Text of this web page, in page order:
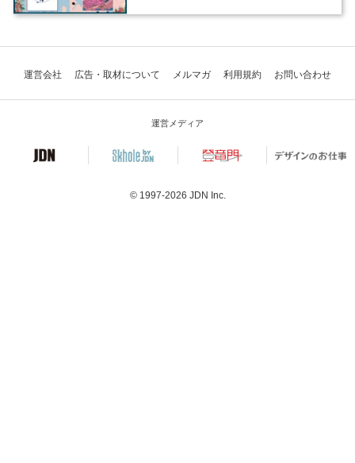
運営会社 広告・取材について メルマガ 利用規約 お問い合わせ
運営メディア
© 1997-2026 JDN Inc.